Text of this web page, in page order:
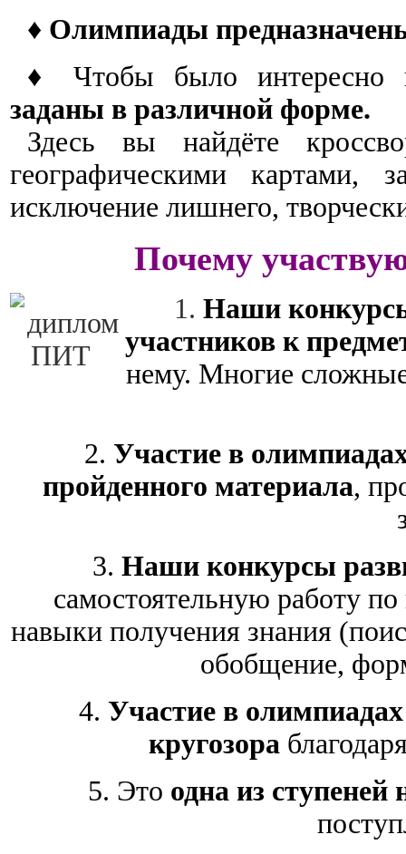
♦ Олимпиады
♦ Чтобы было интересно
заданы в различной форме.
Здесь вы найдёте
географическими картами,
исключение лишнего,
Почему
1. Наши
участников к
нему. Многие
2. Участие в
пройденного материала,
3.Наши конкурсы
самостоятельную работу
навыки получения знания
обобщение,
4. Участие в
кругозора
5. Это одна из